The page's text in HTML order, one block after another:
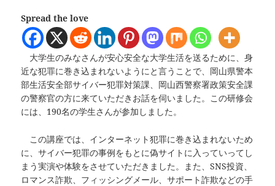
Spread the love
大学生のみなさんが安心安全な大学生活を送るために、身
近な犯罪に巻き込まれないようにと言うことで、岡山県警本
部生活安全部サイバー犯罪対策課、岡山西警察署政策安全課
の警察官の方に来ていただきお話を伺いました。この研修会
には、190名の学生さんが参加しました。
この講座では、インターネット犯罪に巻き込まれないため
に、サイバー犯罪の事例をもとに偽サイトに入っていってし
まう実演や体験をさせていただきました。また、SNS投資、
ロマンス詐欺、フィッシングメール、サポート詐欺などの手